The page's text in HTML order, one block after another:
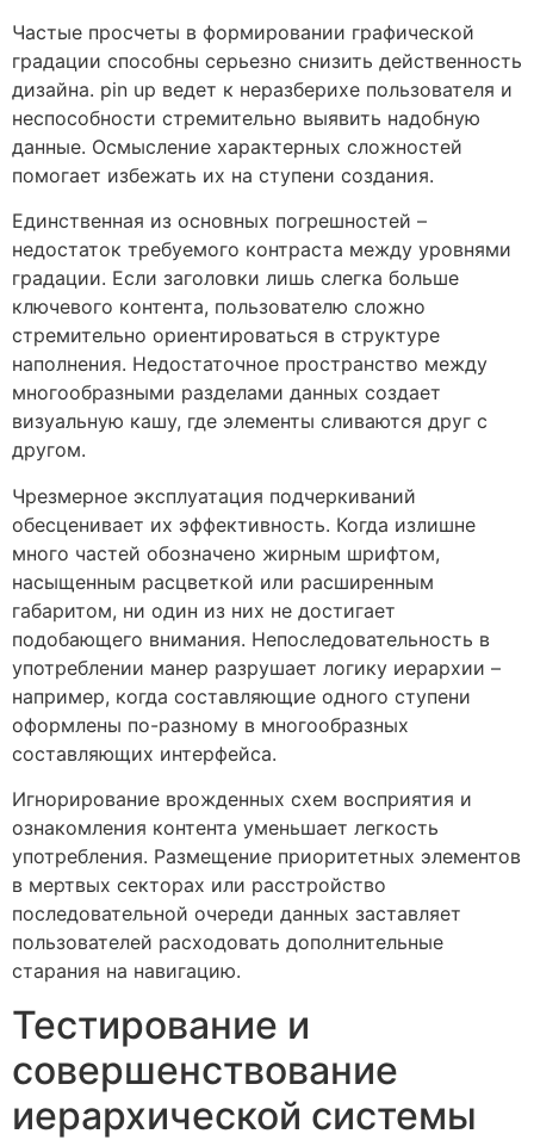
Частые просчеты в формировании графической
градации способны серьезно снизить действенность
дизайна. pin up ведет к неразберихе пользователя и
неспособности стремительно выявить надобную
данные. Осмысление характерных сложностей
помогает избежать их на ступени создания.
Единственная из основных погрешностей –
недостаток требуемого контраста между уровнями
градации. Если заголовки лишь слегка больше
ключевого контента, пользователю сложно
стремительно ориентироваться в структуре
наполнения. Недостаточное пространство между
многообразными разделами данных создает
визуальную кашу, где элементы сливаются друг с
другом.
Чрезмерное эксплуатация подчеркиваний
обесценивает их эффективность. Когда излишне
много частей обозначено жирным шрифтом,
насыщенным расцветкой или расширенным
габаритом, ни один из них не достигает
подобающего внимания. Непоследовательность в
употреблении манер разрушает логику иерархии –
например, когда составляющие одного ступени
оформлены по-разному в многообразных
составляющих интерфейса.
Игнорирование врожденных схем восприятия и
ознакомления контента уменьшает легкость
употребления. Размещение приоритетных элементов
в мертвых секторах или расстройство
последовательной очереди данных заставляет
пользователей расходовать дополнительные
старания на навигацию.
Тестирование и
совершенствование
иерархической системы